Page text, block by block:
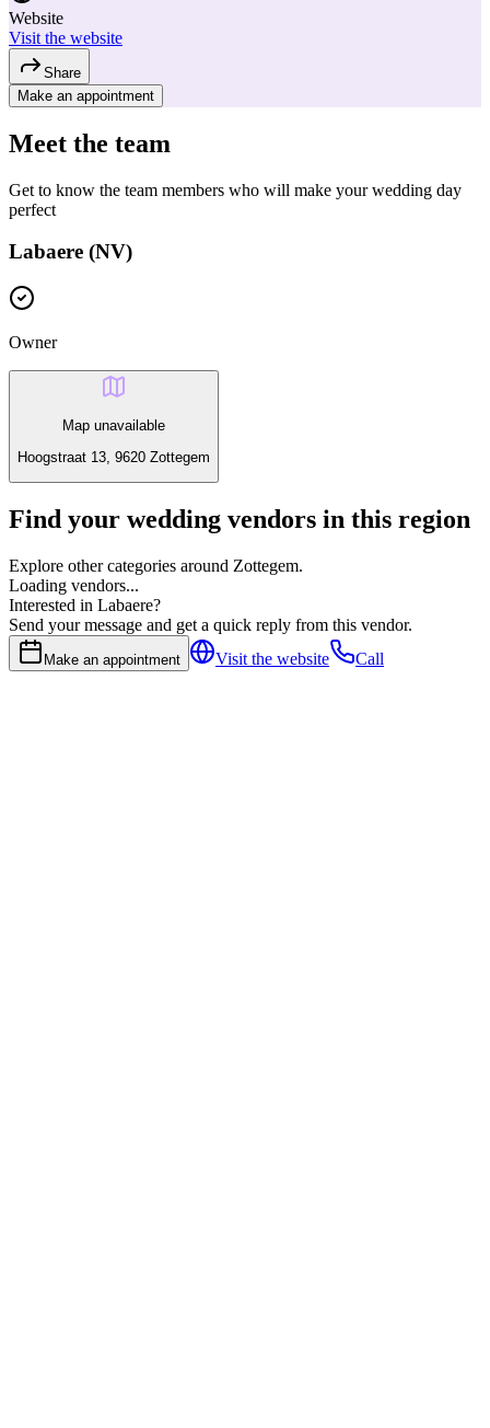
Website
Visit the website
Share
Make an appointment
Meet the team
Get to know the team members who will make your wedding day
perfect
Labaere (NV)
Owner
Map unavailable
Hoogstraat 13, 9620 Zottegem
Find your wedding vendors in this region
Explore other categories around Zottegem.
Loading vendors...
Interested in Labaere?
Send your message and get a quick reply from this vendor.
Make an appointment Visit the website Call